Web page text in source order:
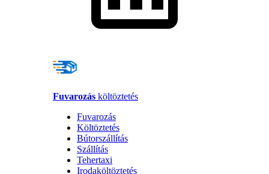
Fuvarozás költöztetés
Fuvarozás
Költöztetés
Bútorszállítás
Szállítás
Tehertaxi
Irodaköltöztetés